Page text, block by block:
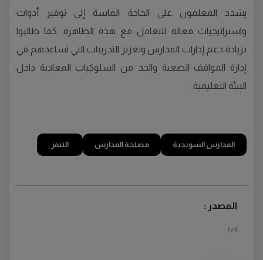
يشدد المعلمون على الحاجة الماسة إلى توفير أدوات
واستراتيجيات فعالة للتعامل مع هذه الظاهرة. كما طالبوا
بزيادة دعم إدارات المدارس وتعزيز التدريبات التي تساعدهم في
إدارة المواقف الصعبة والحد من السلوكيات المعادية داخل
البيئة التعليمية.
المدارس السويدية مصلحة المدارس التنمر
المصدر :
tv4